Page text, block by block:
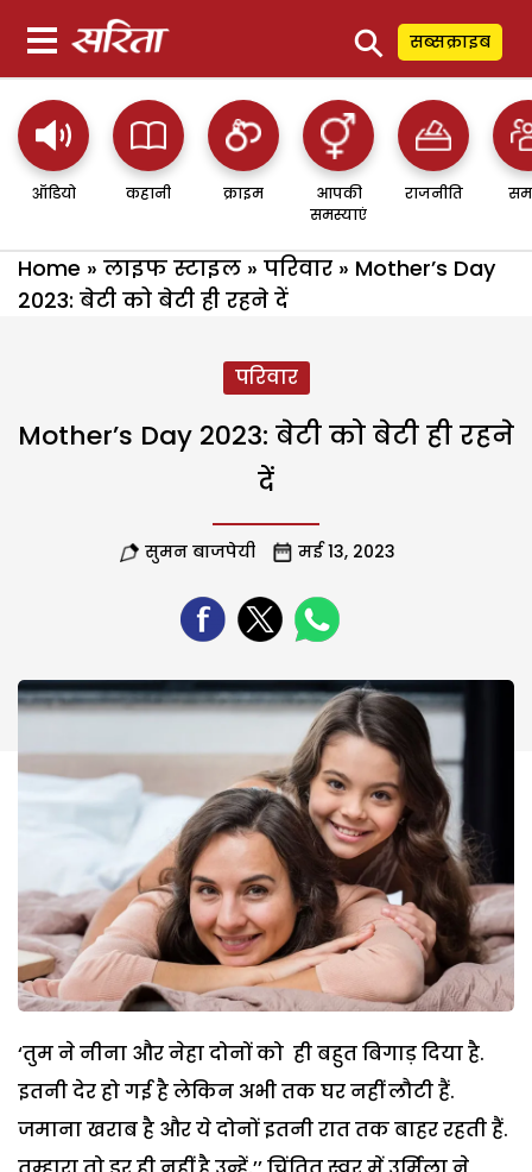
⚲ सब्सक्राइब
ऑडियो कहानी क्राइम
आपकी
समस्याएं
राजनीति
Home » लाइफ स्टाइल » परिवार » Mother’s Day
2023: बेटी को बेटी ही रहने दें
परिवार
Mother’s Day 2023: बेटी को बेटी ही रहने
दें
सुमन बाजपेयी मई 13, 2023
‘तुम ने नीना और नेहा दोनों को ही बहुत बिगाड़ दिया है.
इतनी देर हो गई है लेकिन अभी तक घर नहीं लौटी हैं.
जमाना खराब है और ये दोनों इतनी रात तक बाहर रहती हैं.